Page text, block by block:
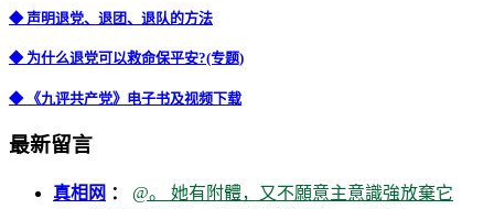
◆ 声明退党、退团、退队的方法
◆ 为什么退党可以救命保平安?(专题)
◆ 《九评共产党》电子书及视频下载
最新留言
真相网 ： @。 她有附體，又不願意主意識強放棄它